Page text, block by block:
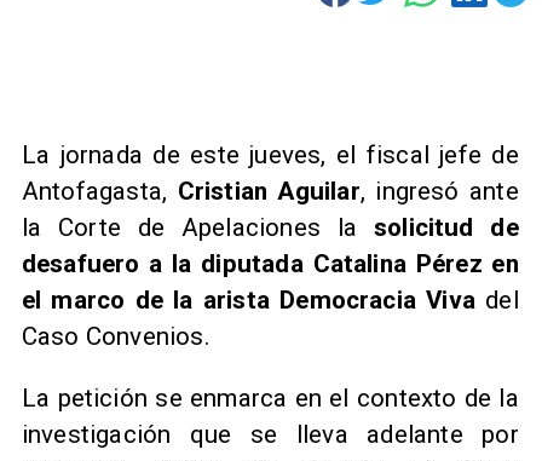
La jornada de este jueves, el fiscal jefe de
Antofagasta, Cristian Aguilar, ingresó ante
la Corte de Apelaciones la solicitud de
desafuero a la diputada Catalina Pérez en
el marco de la arista Democracia Viva del
Caso Convenios.
La petición se enmarca en el contexto de la
investigación que se lleva adelante por